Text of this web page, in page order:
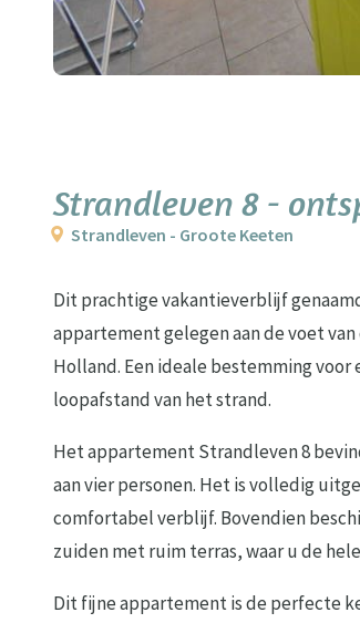
Strandleven 8 -
Strandleven - Groote Keeten
Dit prachtige vakantieverblijf
appartement gelegen aan de voet
Holland. Een ideale bestemming
loopafstand van het strand.
Het appartement Strandleven 8
aan vier personen. Het is volledig
comfortabel verblijf. Bovendien
zuiden met ruim terras, waar u de
Dit fijne appartement is de perfecte